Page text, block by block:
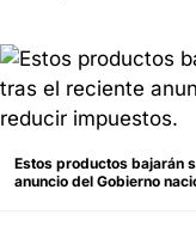
Estos productos bajarán
anuncio del Gobierno